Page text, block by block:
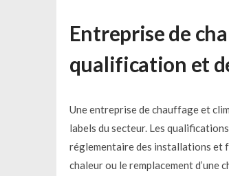
Entreprise de
qualification et
Une entreprise de chauffage et
labels du secteur. Les
réglementaire des installations et
chaleur ou le remplacement